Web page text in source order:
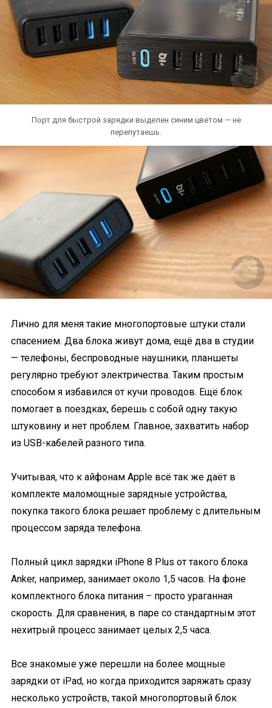
Порт для быстрой зарядки выделен синим цветом — не
перепутаешь.
Лично для меня такие многопортовые штуки стали
спасением. Два блока живут дома, ещё два в студии
— телефоны, беспроводные наушники, планшеты
регулярно требуют электричества. Таким простым
способом я избавился от кучи проводов. Ещё блок
помогает в поездках, берешь с собой одну такую
штуковину и нет проблем. Главное, захватить набор
из USB-кабелей разного типа.
Учитывая, что к айфонам Apple всё так же даёт в
комплекте маломощные зарядные устройства,
покупка такого блока решает проблему с длительным
процессом заряда телефона.
Полный цикл зарядки iPhone 8 Plus от такого блока
Anker, например, занимает около 1,5 часов. На фоне
комплектного блока питания – просто ураганная
скорость. Для сравнения, в паре со стандартным этот
нехитрый процесс занимает целых 2,5 часа.
Все знакомые уже перешли на более мощные
зарядки от iPad, но когда приходится заряжать сразу
несколько устройств, такой многопортовый блок